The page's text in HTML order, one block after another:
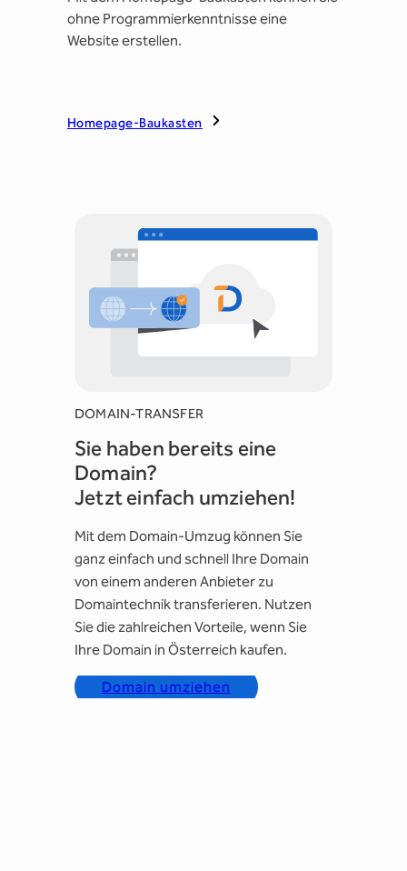
ohne Programmierkenntnisse eine
Website erstellen.
Homepage-Baukasten
DOMAIN-TRANSFER
Sie haben bereits eine
Domain?
Jetzt einfach umziehen!
Mit dem Domain-Umzug können Sie
ganz einfach und schnell Ihre Domain
von einem anderen Anbieter zu
Domaintechnik transferieren. Nutzen
Sie die zahlreichen Vorteile, wenn Sie
Ihre Domain in Österreich kaufen.
Domain umziehen